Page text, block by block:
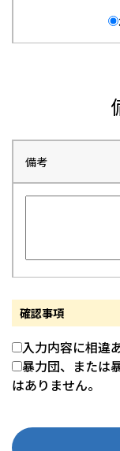
備考
確認事項
入力内容に相違
暴力団、または
はありません。